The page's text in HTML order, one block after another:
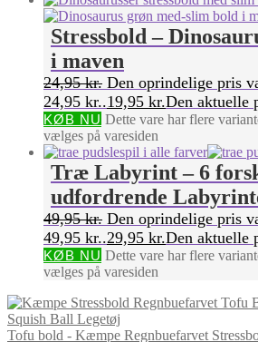
Stressbold –
i maven
24,95kr. Den oprindelige pris
24,95 kr..19,95 kr.Den aktuelle
KØB NU Dette vare har flere
vælges på varesiden
Træ Labyrint – 6
udfordrende
49,95kr. Den oprindelige pris
49,95 kr..29,95 kr.Den aktuelle
KØB NU Dette vare har flere
vælges på varesiden
Tofu bold - Kæmpe Regnbuefarvet